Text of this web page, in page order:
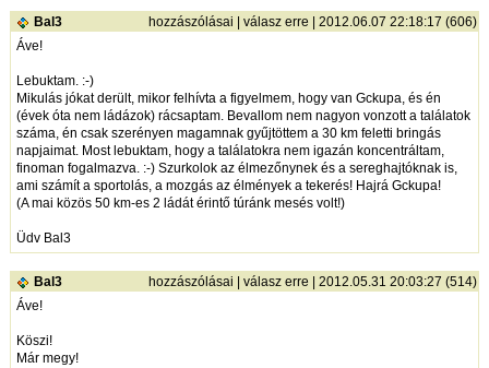
Bal3 hozzászólásai |válasz erre | 2012.06.07 22:18:17 (606)
Áve!
Lebuktam. :-)
Mikulás jókat derült, mikor felhívta a figyelmem, hogy van Gckupa, és én
(évek óta nem ládázok) rácsaptam. Bevallom nem nagyon vonzott a találatok
száma, én csak szerényen magamnak gyűjtöttem a 30 km feletti bringás
napjaimat. Most lebuktam, hogy a találatokra nem igazán koncentráltam,
finoman fogalmazva. :-) Szurkolok az élmezőnynek és a sereghajtóknak is,
ami számít a sportolás, a mozgás az élmények a tekerés! Hajrá Gckupa!
(A mai közös 50 km-es 2 ládát érintő túránk mesés volt!)
Üdv Bal3
Bal3 hozzászólásai |válasz erre | 2012.05.31 20:03:27 (514)
Áve!
Köszi!
Már megy!